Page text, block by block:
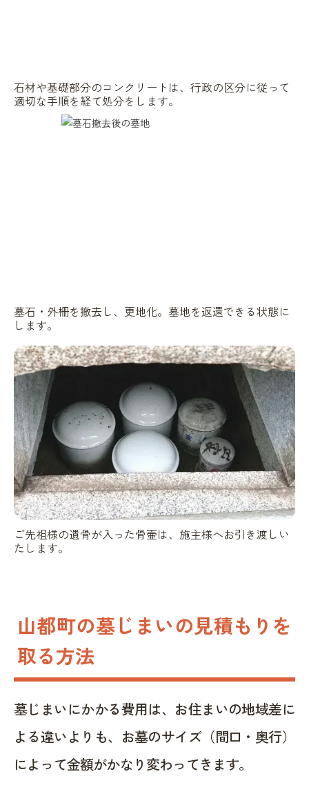
石材や基礎部分のコンクリートは、行政の区分に従って
適切な手順を経て処分をします。
墓石・外柵を撤去し、更地化。墓地を返還できる状態に
します。
ご先祖様の遺骨が入った骨壷は、施主様へお引き渡しい
たします。
山都町の墓じまいの見積もりを
取る方法
墓じまいにかかる費用は、お住まいの地域差に
よる違いよりも、お墓のサイズ（間口・奥行）
によって金額がかなり変わってきます。